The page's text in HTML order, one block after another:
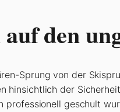
den
Sprung von der
hinsichtlich der
professionell geschult